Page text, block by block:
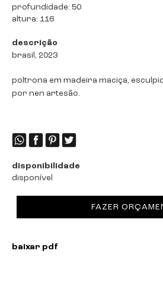
profundidade: 50
altura: 116
descrição
brasil, 2023
poltrona em madeira maciça,
por nen artesão.
disponibilidade
disponível
FAZER
baixar pdf